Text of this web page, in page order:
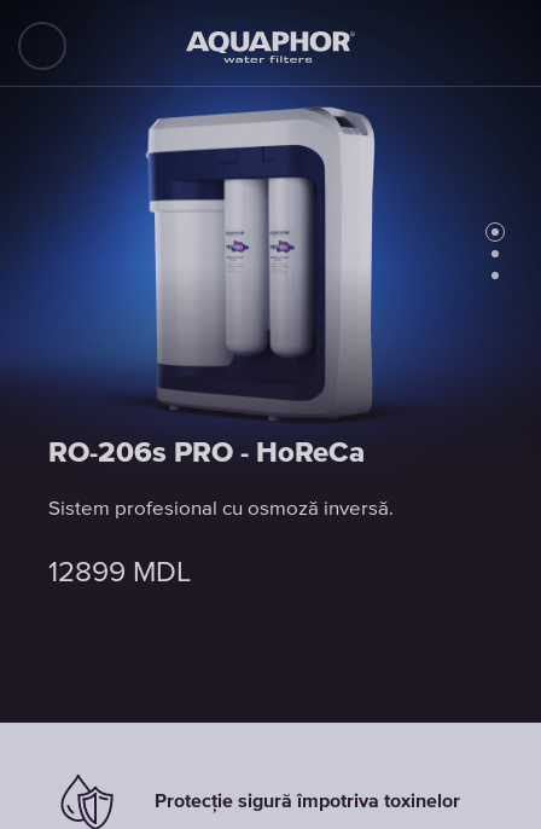
RO-206s PRO - HoReCa
Sistem profesional cu osmoză inversă.
12899 MDL
RO-206s PRO - HoReCa
Sistem profesional cu osmoză inversă.
12899 MDL
RO-206s PRO - HoReCa
Sistem profesional cu osmoză inversă.
12899 MDL
Protecție sigură împotriva toxinelor